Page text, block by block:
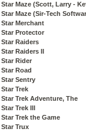
Star Maze (Scott, Larry -
Star Maze (Sir-Tech
Star Merchant
Star Protector
Star Raiders
Star Raiders II
Star Rider
Star Road
Star Sentry
Star Trek
Star Trek Adventure, The
Star Trek III
Star Trek the Game
Star Trux